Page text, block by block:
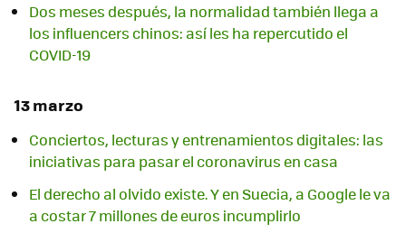
Dos meses después, la normalidad también llega a
los influencers chinos: así les ha repercutido el
COVID-19
13 marzo
Conciertos, lecturas y entrenamientos digitales: las
iniciativas para pasar el coronavirus en casa
El derecho al olvido existe. Y en Suecia, a Google le va
a costar 7 millones de euros incumplirlo